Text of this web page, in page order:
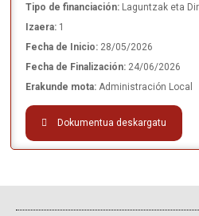
Tipo de financiación: Laguntzak eta
Izaera: 1
Fecha de Inicio: 28/05/2026
Fecha de Finalización: 24/06/2026
Erakunde mota: Administración Local
Dokumentua deskargatu